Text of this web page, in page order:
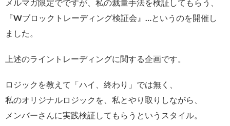
メルマガ限定でですが、私の裁量手法を検証してもらう、
『Wブロックトレーディング検証会』…というのを開催し
ました。
上述のライントレーディングに関する企画です。
ロジックを教えて「ハイ、終わり」では無く、
私のオリジナルロジックを、私とやり取りしながら、
メンバーさんに実践検証してもらうというスタイル。